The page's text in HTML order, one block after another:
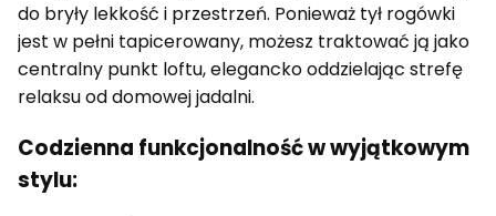
do bryły lekkość i przestrzeń. Ponieważ tył rogówki
jest w pełni tapicerowany, możesz traktować ją jako
centralny punkt loftu, elegancko oddzielając strefę
relaksu od domowej jadalni.
Codzienna funkcjonalność w wyjątkowym
stylu: